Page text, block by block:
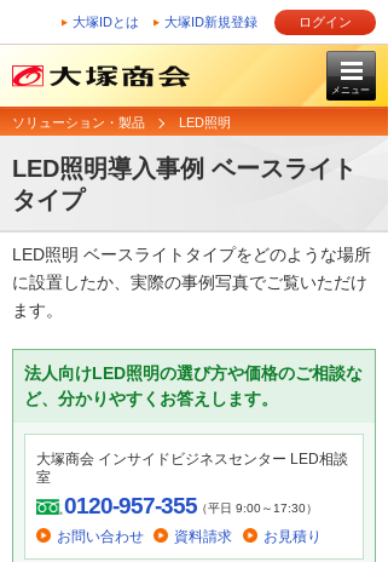
大塚IDとは 大塚ID新規登録 ログイン
メニュー
ソリューション・製品 LED照明
LED照明導入事例 ベースライト
タイプ
LED照明 ベースライトタイプをどのような場所
に設置したか、実際の事例写真でご覧いただけ
ます。
法人向けLED照明の選び方や価格のご相談な
ど、分かりやすくお答えします。
大塚商会 インサイドビジネスセンター LED相談
室
0120-957-355（平日 9:00～17:30）
お問い合わせ 資料請求 お見積り